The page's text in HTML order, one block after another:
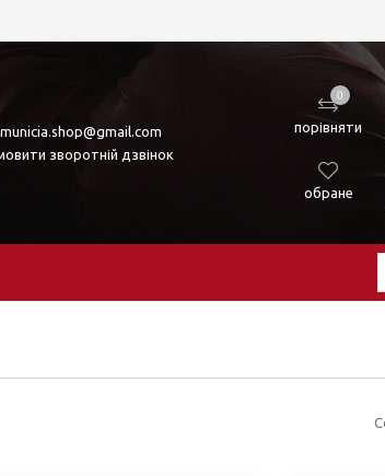
зворотній дзвінок
0
порівняти
обране